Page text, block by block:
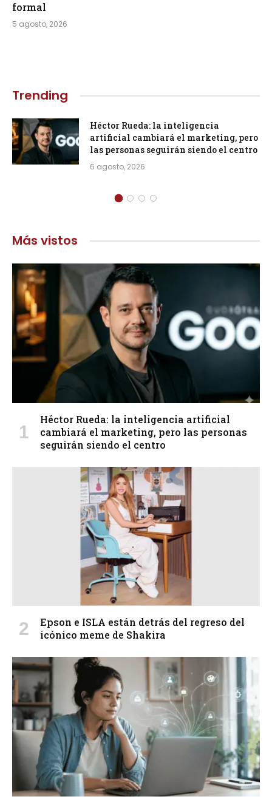
formal
5 agosto, 2026
Trending
Héctor Rueda: la inteligencia
artificial cambiará el marketing, pero
las personas seguirán siendo el centro
6 agosto, 2026
Más vistos
Héctor Rueda: la inteligencia artificial
cambiará el marketing, pero las personas
seguirán siendo el centro
Epson e ISLA están detrás del regreso del
icónico meme de Shakira